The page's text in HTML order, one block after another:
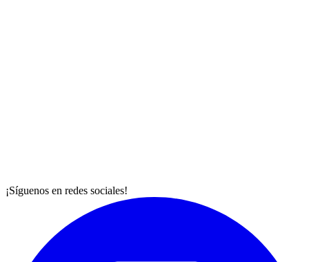
¡Síguenos en redes sociales!